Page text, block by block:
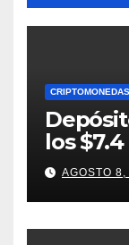
CRIPTOMONEDAS
los
medio
AGOSTO